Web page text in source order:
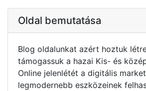
Oldal bemutatása
Blog oldalunkat azért hoztuk
támogassuk a hazai Kis- és
Online jelenlétét a digitális
legmodernebb eszközeinek